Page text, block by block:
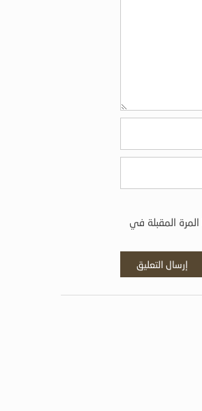
المقبلة في